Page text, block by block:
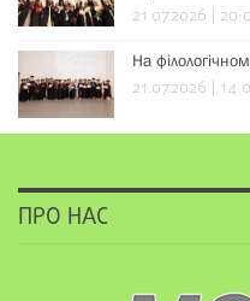
21.07.2026 |
На
21.07.2026 |
ПРО НАС